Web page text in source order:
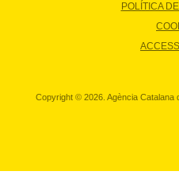
POLÍTICA
Copyright © 2026. Agència Catalana